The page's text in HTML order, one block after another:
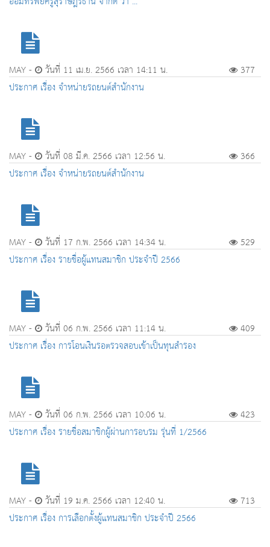
MAY - วันที่ 11 เม.ย. 2566 เวลา 14:11 น.
377
ประกาศ เรื่อง จำหน่ายรถยนต์สำนักงาน
MAY - วันที่ 08 มี.ค. 2566 เวลา 12:56 น.
366
ประกาศ เรื่อง จำหน่ายรถยนต์สำนักงาน
MAY - วันที่ 17 ก.พ. 2566 เวลา 14:34 น.
529
ประกาศ เรื่อง รายชื่อผู้แทนสมาชิก ประจำปี 2566
MAY - วันที่ 06 ก.พ. 2566 เวลา 11:14 น.
409
ประกาศ เรื่อง การโอนเงินรอตรวจสอบเข้าเป็นทุนสำรอง
MAY - วันที่ 06 ก.พ. 2566 เวลา 10:06 น.
423
ประกาศ เรื่อง รายชื่อสมาชิกผู้ผ่านการอบรม รุ่นที่ 1/2566
MAY - วันที่ 19 ม.ค. 2566 เวลา 12:40 น.
713
ประกาศ เรื่อง การเลือกตั้งผู้แทนสมาชิก ประจำปี 2566